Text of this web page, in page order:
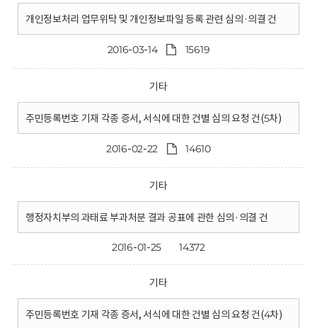
개인정보처리 업무위탁 및 개인정보파일 등록 관련 심의·의결 건
2016-03-14 15619
기타
주민등록번호 기재 각종 증서, 서식에 대한 건별 심의 요청 건(5차)
2016-02-22 14610
기타
행정자치부의 과태료 부과처분 결과 공표에 관한 심의·의결 건
2016-01-25 14372
기타
주민등록번호 기재 각종 증서, 서식에 대한 건별 심의 요청 건(4차)